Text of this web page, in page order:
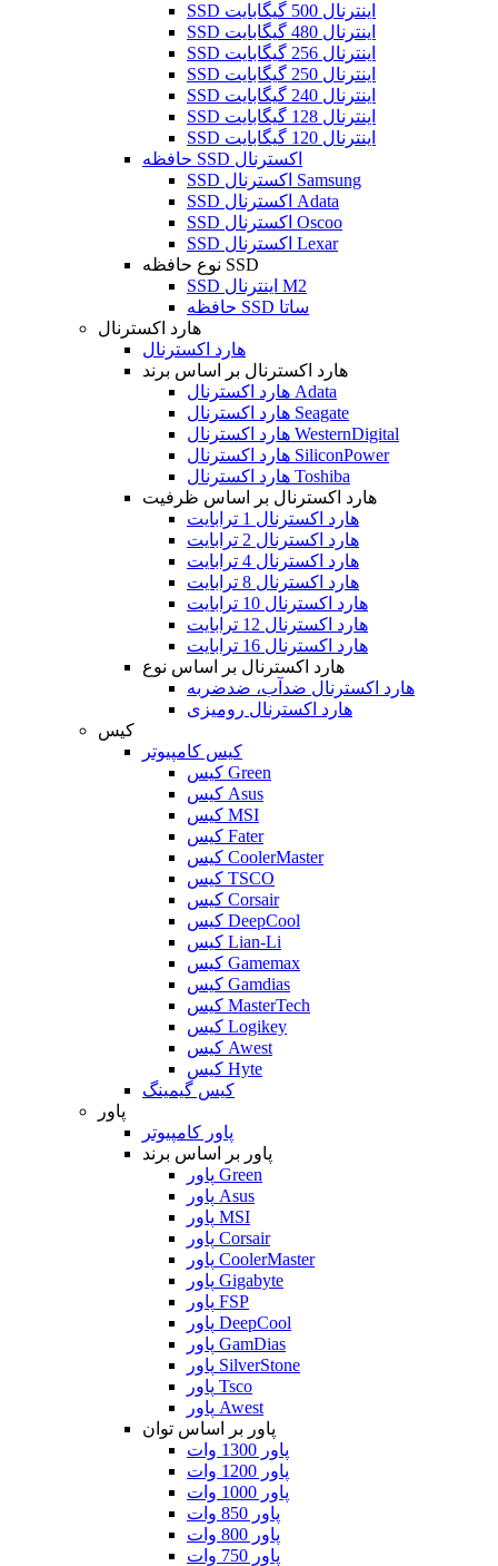
SSD اینترنال 500 گیگابایت
SSD اینترنال 480 گیگابایت
SSD اینترنال 256 گیگابایت
SSD اینترنال 250 گیگابایت
SSD اینترنال 240 گیگابایت
SSD اینترنال 128 گیگابایت
SSD اینترنال 120 گیگابایت
حافظه SSD اکسترنال
SSD اکسترنال Samsung
SSD اکسترنال Adata
SSD اکسترنال Oscoo
SSD اکسترنال Lexar
نوع حافظه SSD
SSD اینترنال M2
حافظه SSD ساتا
هارد اکسترنال
هارد اکسترنال
هارد اکسترنال بر اساس برند
هارد اکسترنال Adata
هارد اکسترنال Seagate
هارد اکسترنال WesternDigital
هارد اکسترنال SiliconPower
هارد اکسترنال Toshiba
هارد اکسترنال بر اساس ظرفیت
هارد اکسترنال 1 ترابایت
هارد اکسترنال 2 ترابایت
هارد اکسترنال 4 ترابایت
هارد اکسترنال 8 ترابایت
هارد اکسترنال 10 ترابایت
هارد اکسترنال 12 ترابایت
هارد اکسترنال 16 ترابایت
هارد اکسترنال بر اساس نوع
هارد اکسترنال ضدآب، ضدضربه
هارد اکسترنال رومیزی
کیس
کیس کامپیوتر
کیس Green
کیس Asus
کیس MSI
کیس Fater
کیس CoolerMaster
کیس TSCO
کیس Corsair
کیس DeepCool
کیس Lian-Li
کیس Gamemax
کیس Gamdias
کیس MasterTech
کیس Logikey
کیس Awest
کیس Hyte
کیس گیمینگ
پاور
پاور کامپیوتر
پاور بر اساس برند
پاور Green
پاور Asus
پاور MSI
پاور Corsair
پاور CoolerMaster
پاور Gigabyte
پاور FSP
پاور DeepCool
پاور GamDias
پاور SilverStone
پاور Tsco
پاور Awest
پاور بر اساس توان
پاور 1300 وات
پاور 1200 وات
پاور 1000 وات
پاور 850 وات
پاور 800 وات
پاور 750 وات